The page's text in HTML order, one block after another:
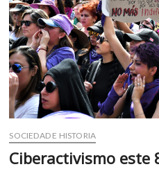
SOCIEDAD E HISTORIA
Ciberactivismo este